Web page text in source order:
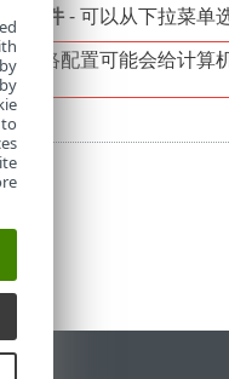
置文件- 可以从下拉菜单
网络配置可能会给计算